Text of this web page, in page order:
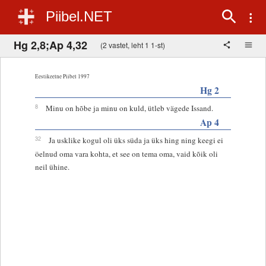
Piibel.NET
Hg 2,8;Ap 4,32 (2 vastet, leht 1 1-st)
Eestikeelne Piibel 1997
Hg 2
8 Minu on hõbe ja minu on kuld, ütleb vägede Issand.
Ap 4
32
Ja usklike kogul oli üks süda ja üks hing ning keegi ei
öelnud oma vara kohta, et see on tema oma, vaid kõik oli
neil ühine.